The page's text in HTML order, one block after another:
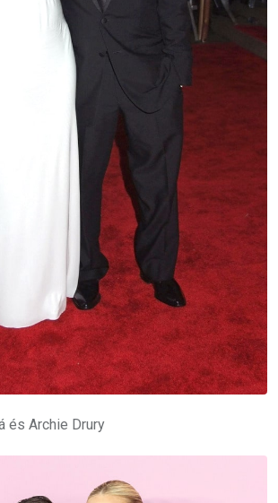
és Archie Drury